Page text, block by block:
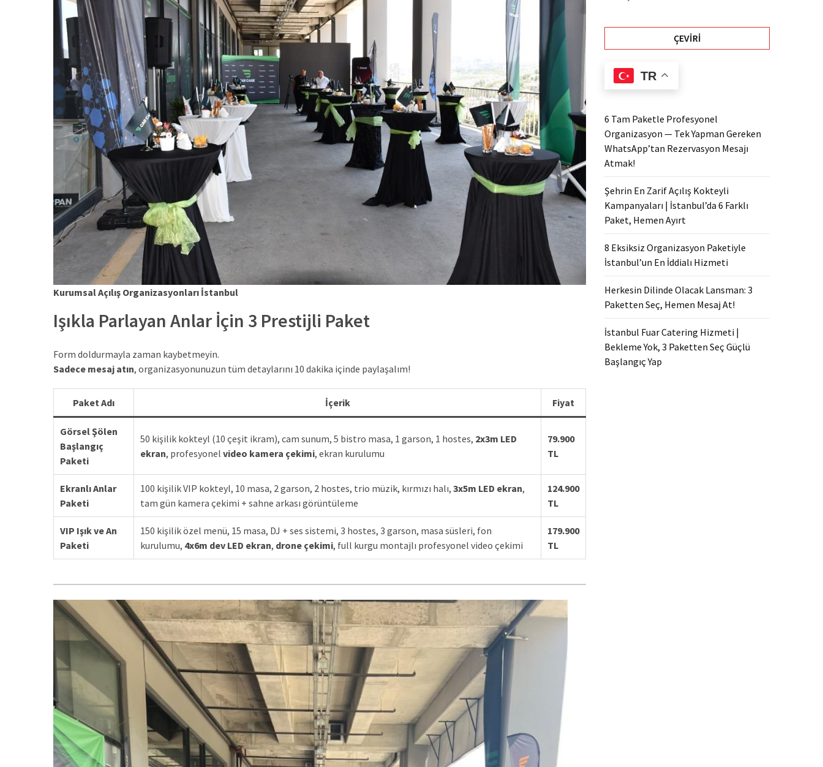
Kurumsal Açılış Organizasyonları İstanbul
Işıkla Parlayan Anlar İçin 3 Prestijli Paket
Form doldurmayla zaman kaybetmeyin.
Sadece mesaj atın, organizasyonunuzun tüm detaylarını 10 dakika içinde paylaşalım!
Paket Adı İçerik Fiyat
Görsel Şölen
Başlangıç
Paketi
50 kişilik kokteyl (10 çeşit ikram), cam sunum, 5 bistro masa, 1 garson, 1 hostes, 2x3m LED
ekran, profesyonel video kamera çekimi, ekran kurulumu
79.900
TL
Ekranlı Anlar
Paketi
100 kişilik VIP kokteyl, 10 masa, 2 garson, 2 hostes, trio müzik, kırmızı halı, 3x5m LED ekran,
tam gün kamera çekimi + sahne arkası görüntüleme
124.900
TL
VIP Işık ve An
Paketi
150 kişilik özel menü, 15 masa, DJ + ses sistemi, 3 hostes, 3 garson, masa süsleri, fon
kurulumu, 4x6m dev LED ekran, drone çekimi, full kurgu montajlı profesyonel video çekimi
179.900
TL
ÇEVIRI
TR
6 Tam Paketle Profesyonel
Organizasyon — Tek Yapman Gereken
WhatsApp’tan Rezervasyon Mesajı
Atmak!
Şehrin En Zarif Açılış Kokteyli
Kampanyaları | İstanbul’da 6 Farklı
Paket, Hemen Ayırt
8 Eksiksiz Organizasyon Paketiyle
İstanbul’un En İddialı Hizmeti
Herkesin Dilinde Olacak Lansman: 3
Paketten Seç, Hemen Mesaj At!
İstanbul Fuar Catering Hizmeti |
Bekleme Yok, 3 Paketten Seç Güçlü
Başlangıç Yap